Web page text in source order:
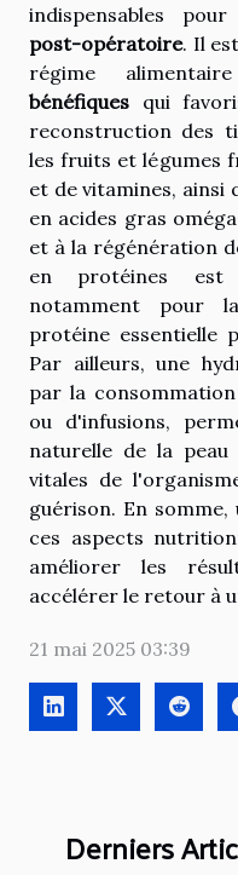
indispensables
post-opératoire. Il
régime
bénéfiques qui
reconstruction des
les fruits et légumes
et de vitamines, ainsi
en acides gras
et à la régénération
en protéines est
notamment pour
protéine essentielle
Par ailleurs, une
par la
ou d'infusions,
naturelle de la
vitales de
guérison. En
ces aspects
améliorer les
accélérer le retour à
21 mai 2025 03:39
Derniers